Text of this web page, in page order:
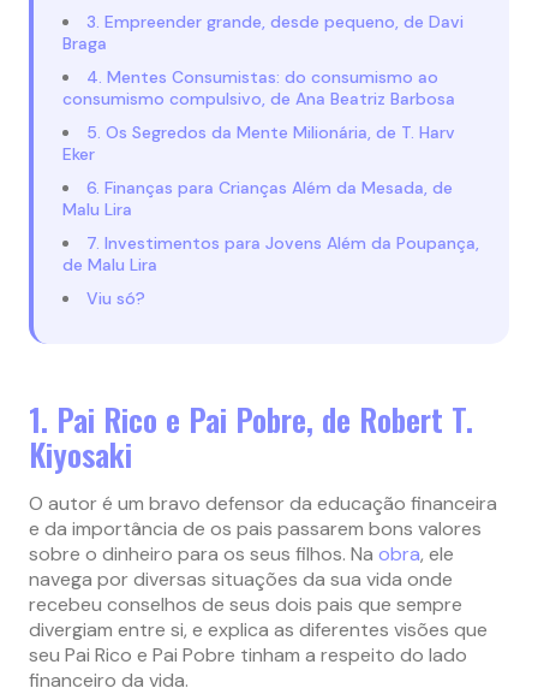
3. Empreender grande, desde pequeno, de Davi
Braga
4. Mentes Consumistas: do consumismo ao
consumismo compulsivo, de Ana Beatriz Barbosa
5. Os Segredos da Mente Milionária, de T. Harv
Eker
6. Finanças para Crianças Além da Mesada, de
Malu Lira
7. Investimentos para Jovens Além da Poupança,
de Malu Lira
Viu só?
1. Pai Rico e Pai Pobre, de Robert T.
Kiyosaki
O autor é um bravo defensor da educação financeira
e da importância de os pais passarem bons valores
sobre o dinheiro para os seus filhos. Na obra, ele
navega por diversas situações da sua vida onde
recebeu conselhos de seus dois pais que sempre
divergiam entre si, e explica as diferentes visões que
seu Pai Rico e Pai Pobre tinham a respeito do lado
financeiro da vida.